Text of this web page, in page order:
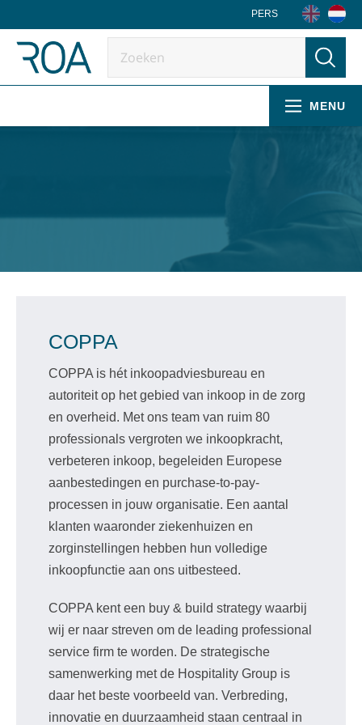
PERS
MENU
COPPA
COPPA is hét inkoopadviesbureau en
autoriteit op het gebied van inkoop in de zorg
en overheid. Met ons team van ruim 80
professionals vergroten we inkoopkracht,
verbeteren inkoop, begeleiden Europese
aanbestedingen en purchase-to-pay-
processen in jouw organisatie. Een aantal
klanten waaronder ziekenhuizen en
zorginstellingen hebben hun volledige
inkoopfunctie aan ons uitbesteed.
COPPA kent een buy & build strategy waarbij
wij er naar streven om de leading professional
service firm te worden. De strategische
samenwerking met de Hospitality Group is
daar het beste voorbeeld van. Verbreding,
innovatie en duurzaamheid staan centraal in